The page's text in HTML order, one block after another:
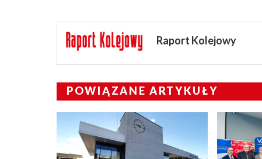
Raport Kolejowy
POWIĄZANE ARTYKUŁY